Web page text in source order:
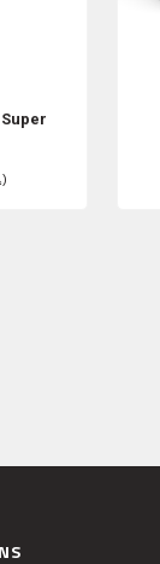
Super